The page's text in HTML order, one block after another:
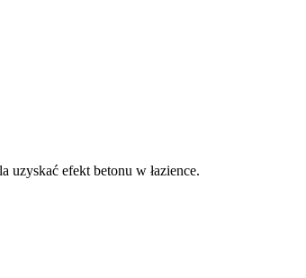
uzyskać efekt betonu w łazience.